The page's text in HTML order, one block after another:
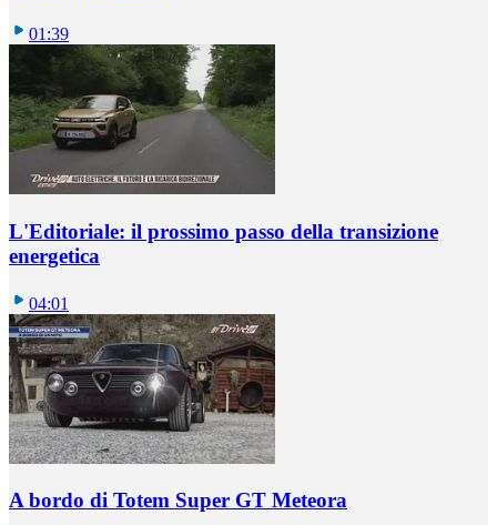
01:39
L'Editoriale: il prossimo passo della transizione
energetica
04:01
A bordo di Totem Super GT Meteora